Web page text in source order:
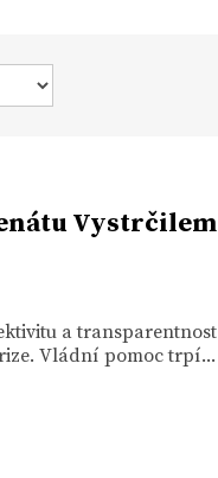
a transparentnost
Vládní pomoc trpí...